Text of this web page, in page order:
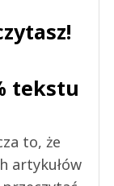
tekstu
to, że
artykułów